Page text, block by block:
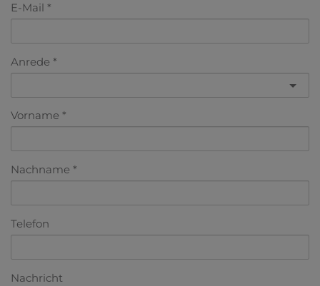
E-Mail
Anrede
Vorname
Nachname
Telefon
Nachricht